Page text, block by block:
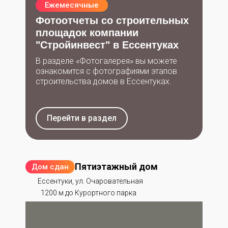
Ежемесячные
Фотоотчеты со строительных
площадок компании
"Стройинвест" в Ессентуках
В разделе «Фотогалерея» вы можете
ознакомится с фотографиями этапов
строительства домов в Ессентуках.
Перейти в раздел
Дом сдан Пятиэтажный дом
Ессентуки, ул. Очаровательная
1200 м до Курортного парка